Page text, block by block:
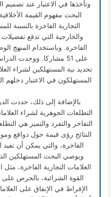
وتأخذها في الاعتبار عند
البحث مفهوم القيمة
التجارية الفاخرة بالنسبة
والخارجية التي تدفع تفضيلات
الفاخرة. وباستخدام المنهج
على 51 مشاركا. ووجدت
تحديد نية المستهلكين لشراء
المستهلكون في الاعتبار دخلهم
بالإضافة إلى ذلك، حددت
التطلعات الجوهرية لشراء
التفاخر والتفرد والتميز هي
النتائج رؤى قيمة حول دوافع
الفاخرة، والتي يمكن أن تفيد
ويوصي البحث المستهلكين
العلامات التجارية الفاخرة، مثل
القوة الشرائية، بالحرص
الإفراط في الإنفاق على